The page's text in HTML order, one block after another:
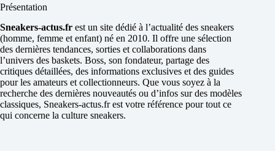
Présentation
Sneakers-actus.fr est un site dédié à l’actualité des sneakers
(homme, femme et enfant) né en 2010. Il offre une sélection
des dernières tendances, sorties et collaborations dans
l’univers des baskets. Boss, son fondateur, partage des
critiques détaillées, des informations exclusives et des guides
pour les amateurs et collectionneurs. Que vous soyez à la
recherche des dernières nouveautés ou d’infos sur des modèles
classiques, Sneakers-actus.fr est votre référence pour tout ce
qui concerne la culture sneakers.